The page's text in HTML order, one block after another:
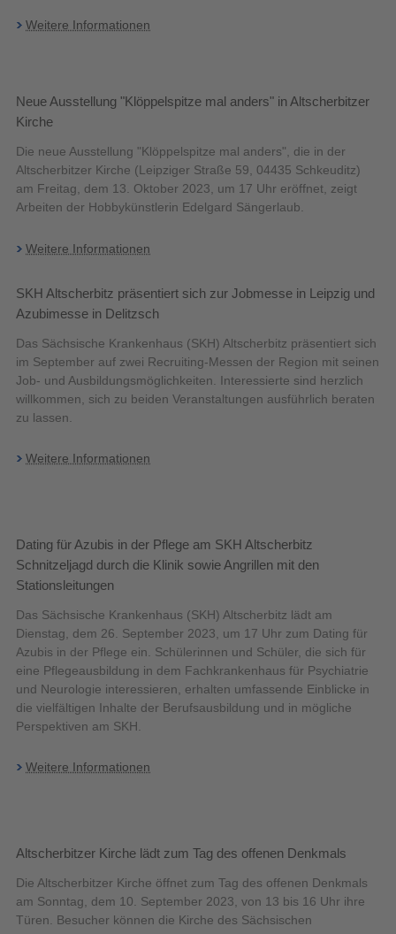
Weitere Informationen
Neue Ausstellung "Klöppelspitze mal anders" in Altscherbitzer
Kirche
Die neue Ausstellung "Klöppelspitze mal anders", die in der
Altscherbitzer Kirche (Leipziger Straße 59, 04435 Schkeuditz)
am Freitag, dem 13. Oktober 2023, um 17 Uhr eröffnet, zeigt
Arbeiten der Hobbykünstlerin Edelgard Sängerlaub.
Weitere Informationen
SKH Altscherbitz präsentiert sich zur Jobmesse in Leipzig und
Azubimesse in Delitzsch
Das Sächsische Krankenhaus (SKH) Altscherbitz präsentiert sich
im September auf zwei Recruiting-Messen der Region mit seinen
Job- und Ausbildungsmöglichkeiten. Interessierte sind herzlich
willkommen, sich zu beiden Veranstaltungen ausführlich beraten
zu lassen.
Weitere Informationen
Dating für Azubis in der Pflege am SKH Altscherbitz
Schnitzeljagd durch die Klinik sowie Angrillen mit den
Stationsleitungen
Das Sächsische Krankenhaus (SKH) Altscherbitz lädt am
Dienstag, dem 26. September 2023, um 17 Uhr zum Dating für
Azubis in der Pflege ein. Schülerinnen und Schüler, die sich für
eine Pflegeausbildung in dem Fachkrankenhaus für Psychiatrie
und Neurologie interessieren, erhalten umfassende Einblicke in
die vielfältigen Inhalte der Berufsausbildung und in mögliche
Perspektiven am SKH.
Weitere Informationen
Altscherbitzer Kirche lädt zum Tag des offenen Denkmals
Die Altscherbitzer Kirche öffnet zum Tag des offenen Denkmals
am Sonntag, dem 10. September 2023, von 13 bis 16 Uhr ihre
Türen. Besucher können die Kirche des Sächsischen